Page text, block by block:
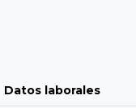
Datos laborales